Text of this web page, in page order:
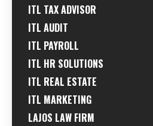
ITL TAX ADVISOR
ITL AUDIT
ITL PAYROLL
ITL HR SOLUTIONS
ITL REAL ESTATE
ITL MARKETING
LAJOS LAW FIRM